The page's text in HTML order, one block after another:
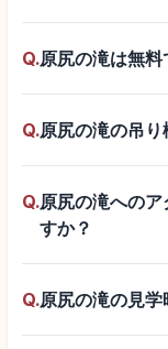
Q.原尻の滝は無料
Q.原尻の滝の吊り
Q.原尻の滝への
すか？
Q.原尻の滝の見学